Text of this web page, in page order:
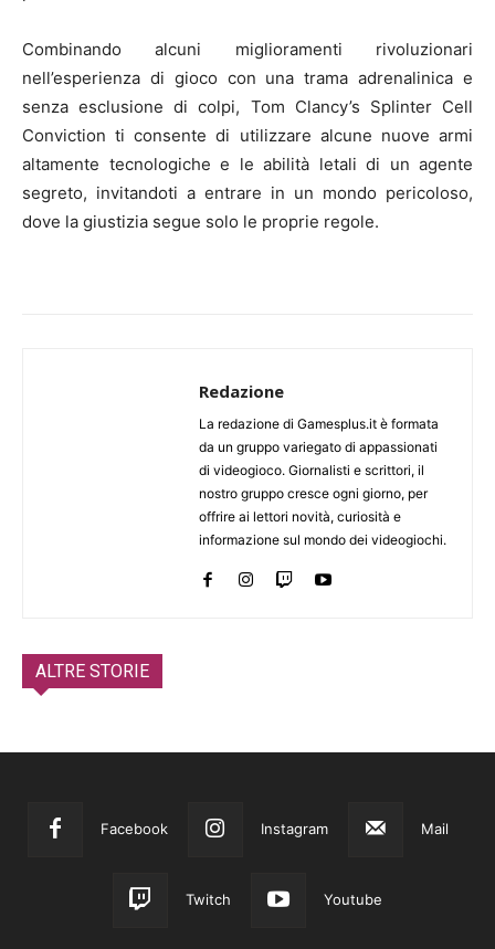
Combinando alcuni miglioramenti rivoluzionari
nell’esperienza di gioco con una trama adrenalinica e
senza esclusione di colpi, Tom Clancy’s Splinter Cell
Conviction ti consente di utilizzare alcune nuove armi
altamente tecnologiche e le abilità letali di un agente
segreto, invitandoti a entrare in un mondo pericoloso,
dove la giustizia segue solo le proprie regole.
Redazione
La redazione di Gamesplus.it è formata
da un gruppo variegato di appassionati
di videogioco. Giornalisti e scrittori, il
nostro gruppo cresce ogni giorno, per
offrire ai lettori novità, curiosità e
informazione sul mondo dei videogiochi.
ALTRE STORIE
Facebook Instagram Mail
Twitch Youtube